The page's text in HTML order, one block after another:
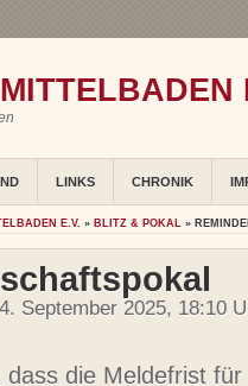
LINKS CHRONIK
E.V. » BLITZ & POKAL »
September 2025, 18:10
die Meldefrist für